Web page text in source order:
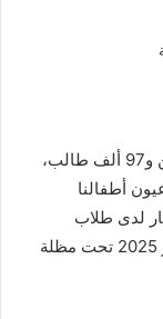
أعلنت وزارة الصحة والسكان، فحص 4 ملايين و97 ألف طالب،
أطفالنا
لدى طلاب
المرحلة الابتدائية، وذلك منذ إطلاقها في يناير 2025 تحت مظلة